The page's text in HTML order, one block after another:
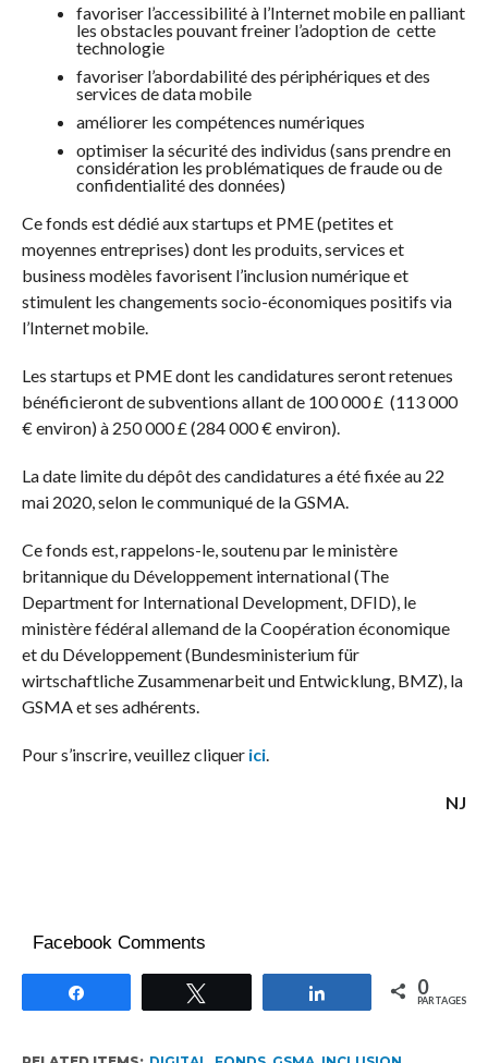
favoriser l’accessibilité à l’Internet mobile en palliant
les obstacles pouvant freiner l’adoption de cette
technologie
favoriser l’abordabilité des périphériques et des
services de data mobile
améliorer les compétences numériques
optimiser la sécurité des individus (sans prendre en
considération les problématiques de fraude ou de
confidentialité des données)
Ce fonds est dédié aux startups et PME (petites et
moyennes entreprises) dont les produits, services et
business modèles favorisent l’inclusion numérique et
stimulent les changements socio-économiques positifs via
l’Internet mobile.
Les startups et PME dont les candidatures seront retenues
bénéficieront de subventions allant de 100 000 £ (113 000
€ environ) à 250 000 £ (284 000 € environ).
La date limite du dépôt des candidatures a été fixée au 22
mai 2020, selon le communiqué de la GSMA.
Ce fonds est, rappelons-le, soutenu par le ministère
britannique du Développement international (The
Department for International Development, DFID), le
ministère fédéral allemand de la Coopération économique
et du Développement (Bundesministerium für
wirtschaftliche Zusammenarbeit und Entwicklung, BMZ), la
GSMA et ses adhérents.
Pour s’inscrire, veuillez cliquerici.
NJ
Facebook Comments
Partagez 0
PARTAGES